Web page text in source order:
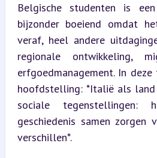
Belgische studenten is
bijzonder boeiend omdat
veraf, heel andere
regionale ontwikkeling,
erfgoedmanagement. In
hoofdstelling: *Italië als land
sociale tegenstellingen:
geschiedenis samen zorgen
verschillen*.